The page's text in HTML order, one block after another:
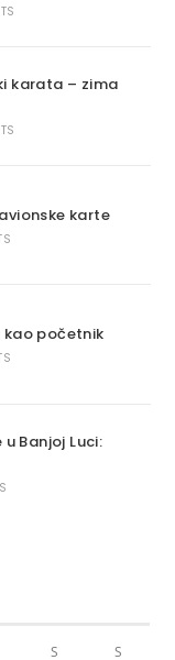
karata – zima
karte
kao početnik
Banjoj Luci:
S S